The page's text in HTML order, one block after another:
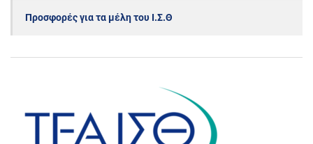
Προσφορές για τα μέλη του Ι.Σ.Θ